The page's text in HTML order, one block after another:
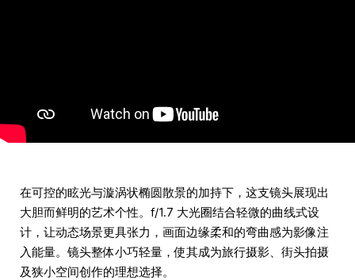
在可控的眩光与漩涡状椭圆散景的加持下，这支镜头展现出
大胆而鲜明的艺术个性。f/1.7 大光圈结合轻微的曲线式设
计，让动态场景更具张力，画面边缘柔和的弯曲感为影像注
入能量。镜头整体小巧轻量，使其成为旅行摄影、街头拍摄
及狭小空间创作的理想选择。